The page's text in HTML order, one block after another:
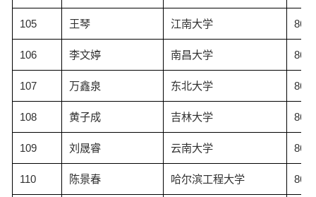
105 王琴 江南大学
106 李文婷 南昌大学
107 万鑫泉 东北大学
108 黄子成 吉林大学
109 刘晟睿 云南大学
110 陈景春 哈尔滨工程大学